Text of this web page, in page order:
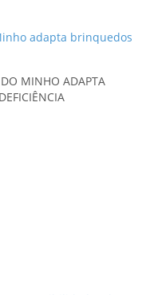
MINHO ADAPTA